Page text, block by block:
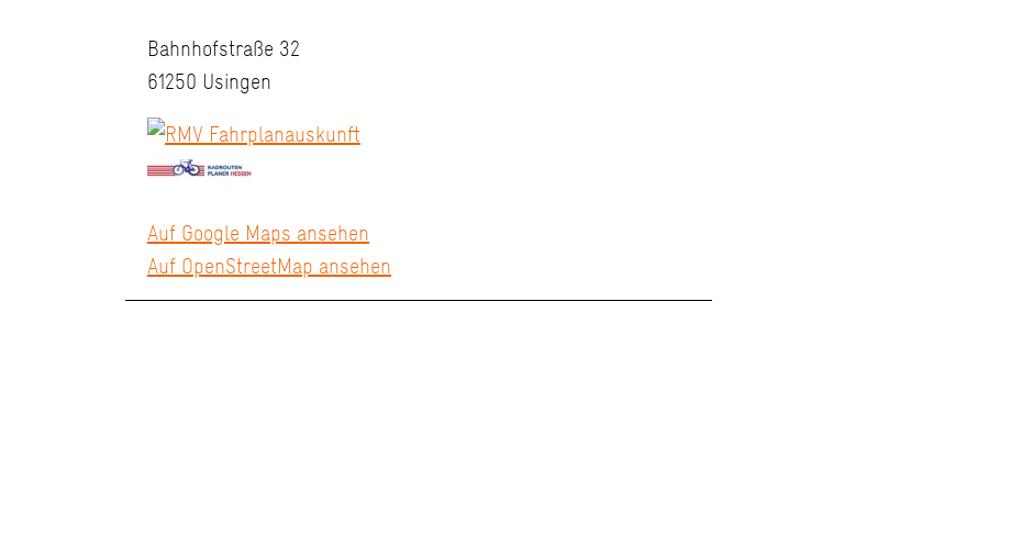
Bahnhofstraße 32
61250 Usingen
Auf Google Maps ansehen
Auf OpenStreetMap ansehen